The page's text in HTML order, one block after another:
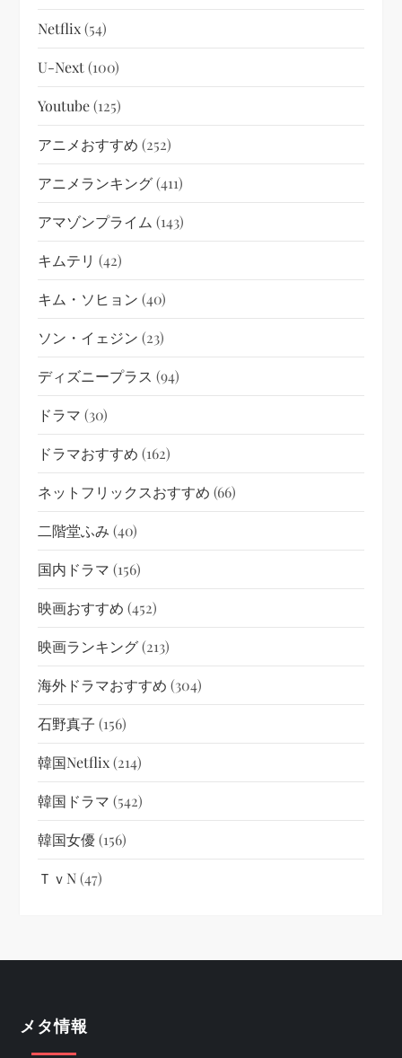
Netflix(54)
U-Next(100)
Youtube(125)
アニメおすすめ (252)
アニメランキング(411)
アマゾンプライム (143)
キムテリ (42)
キム・ソヒョン (40)
ソン・イェジン (23)
ディズニープラス (94)
ドラマ (30)
ドラマおすすめ (162)
ネットフリックスおすすめ (66)
二階堂ふみ (40)
国内ドラマ (156)
映画おすすめ (452)
映画ランキング(213)
海外ドラマおすすめ (304)
石野真子 (156)
韓国netflix(214)
韓国ドラマ (542)
韓国女優(156)
ＴｖN(47)
メタ情報